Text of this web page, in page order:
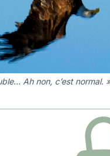
Ah non, c’est normal.